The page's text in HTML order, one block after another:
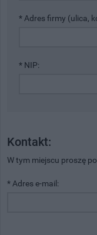
* Adres firmy (ulica,
* NIP:
Kontakt:
W tym miejscu proszę
* Adres e-mail: